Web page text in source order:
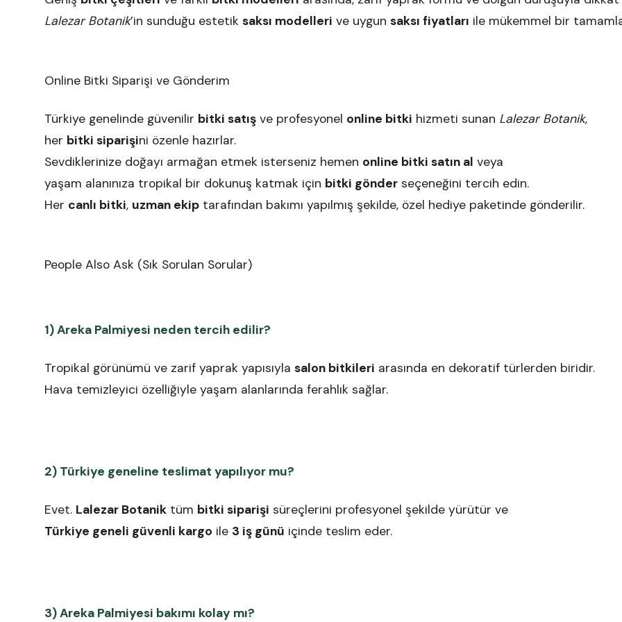
Lalezar Botanik’in sunduğu estetik saksı modelleri ve uygun saksı fiyatları ile mükemmel bir
Online Bitki Siparişi ve Gönderim
Türkiye genelinde güvenilir bitki satış ve profesyonel online bitki hizmeti sunan Lalezar Botanik,
her bitki siparişini özenle hazırlar.
Sevdiklerinize doğayı armağan etmek isterseniz hemen online bitki satın al veya
yaşam alanınıza tropikal bir dokunuş katmak için bitki gönder seçeneğini tercih edin.
Her canlı bitki, uzman ekip tarafından bakımı yapılmış şekilde, özel hediye paketinde gönderilir.
People Also Ask (Sık Sorulan Sorular)
1) Areka Palmiyesi neden tercih edilir?
Tropikal görünümü ve zarif yaprak yapısıyla salon bitkileri arasında en dekoratif türlerden biridir.
Hava temizleyici özelliğiyle yaşam alanlarında ferahlık sağlar.
2) Türkiye geneline teslimat yapılıyor mu?
Evet. Lalezar Botanik tüm bitki siparişi süreçlerini profesyonel şekilde yürütür ve
Türkiye geneli güvenli kargo ile 3 iş günü içinde teslim eder.
3) Areka Palmiyesi bakımı kolay mı?